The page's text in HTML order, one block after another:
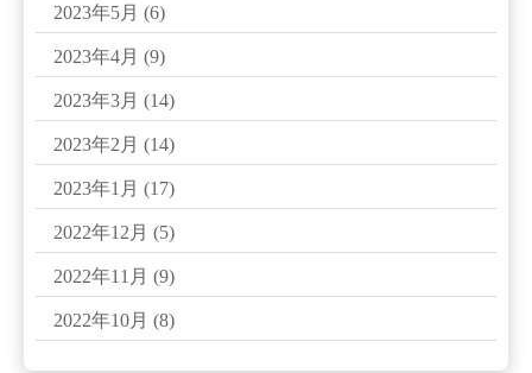
2023年5月 (6)
2023年4月 (9)
2023年3月 (14)
2023年2月 (14)
2023年1月 (17)
2022年12月 (5)
2022年11月 (9)
2022年10月 (8)